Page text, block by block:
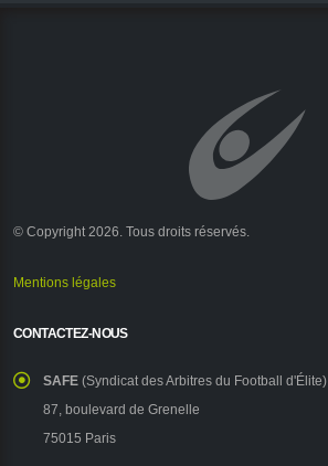
© Copyright 2026. Tous droits réservés.
Mentions légales
CONTACTEZ-NOUS
SAFE (Syndicat des Arbitres du Football d'Élite)
87, boulevard de Grenelle
75015 Paris